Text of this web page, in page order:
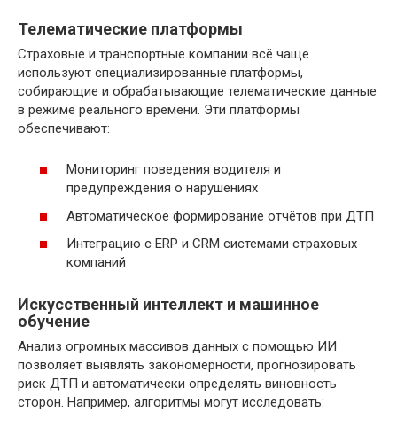
Телематические платформы
Страховые и транспортные компании всё чаще
используют специализированные платформы,
собирающие и обрабатывающие телематические данные
в режиме реального времени. Эти платформы
обеспечивают:
Мониторинг поведения водителя и
предупреждения о нарушениях
Автоматическое формирование отчётов при ДТП
Интеграцию с ERP и CRM системами страховых
компаний
Искусственный интеллект и машинное
обучение
Анализ огромных массивов данных с помощью ИИ
позволяет выявлять закономерности, прогнозировать
риск ДТП и автоматически определять виновность
сторон. Например, алгоритмы могут исследовать: